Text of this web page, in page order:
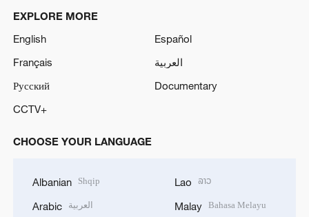
EXPLORE MORE
English
Español
Français
العربية
Русский
Documentary
CCTV+
CHOOSE YOUR LANGUAGE
Albanian Shqip
Arabic العربية
Lao ລາວ
Malay Bahasa Melayu